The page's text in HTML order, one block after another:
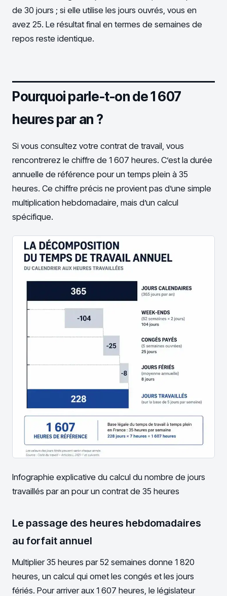
de 30 jours ; si elle utilise les jours ouvrés, vous en
avez 25. Le résultat final en termes de semaines de
repos reste identique.
Pourquoi parle-t-on de 1 607
heures par an ?
Si vous consultez votre contrat de travail, vous
rencontrerez le chiffre de 1 607 heures. C’est la durée
annuelle de référence pour un temps plein à 35
heures. Ce chiffre précis ne provient pas d’une simple
multiplication hebdomadaire, mais d’un calcul
spécifique.
Infographie explicative du calcul du nombre de jours
travaillés par an pour un contrat de 35 heures
Le passage des heures hebdomadaires
au forfait annuel
Multiplier 35 heures par 52 semaines donne 1 820
heures, un calcul qui omet les congés et les jours
fériés. Pour arriver aux 1 607 heures, le législateur